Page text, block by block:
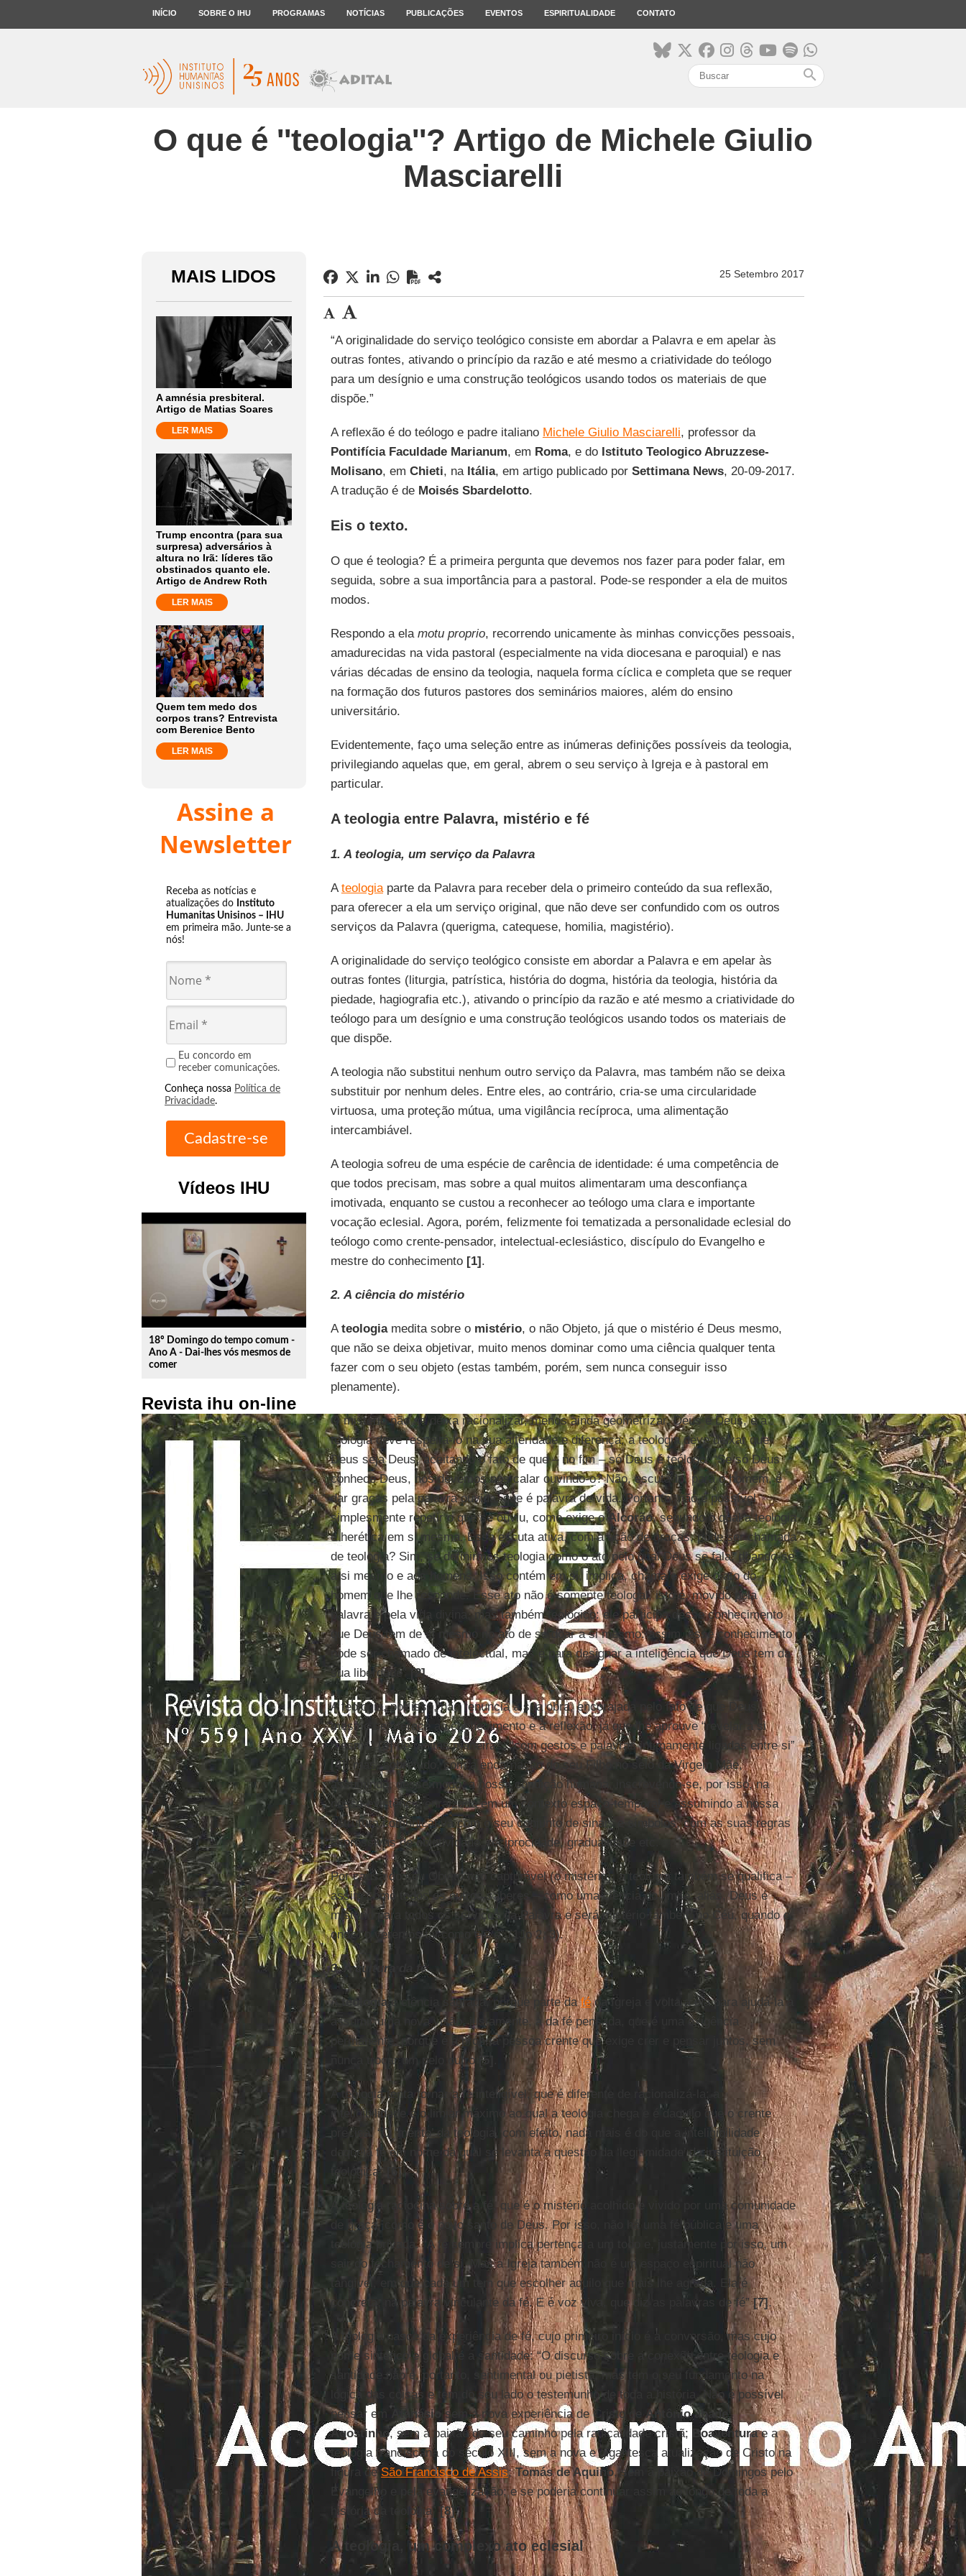
INÍCIO SOBRE O IHU PROGRAMAS NOTÍCIAS PUBLICAÇÕES EVENTOS ESPIRITUALIDADE CONTATO
search
O que é ''teologia''? Artigo de Michele Giulio
Masciarelli
MAIS LIDOS
A amnésia presbiteral.
Artigo de Matias Soares
LER MAIS
Trump encontra (para sua
surpresa) adversários à
altura no Irã: líderes tão
obstinados quanto ele.
Artigo de Andrew Roth
LER MAIS
Quem tem medo dos
corpos trans? Entrevista
com Berenice Bento
LER MAIS
Assine a
Newsletter
Receba as notícias e
atualizações do Instituto
Humanitas Unisinos – IHU
em primeira mão. Junte-se a
nós!
Eu concordo em
receber comunicações.
Conheça nossa Política de
Privacidade.
Vídeos IHU
play_circle_outline
18º Domingo do tempo comum -
Ano A - Dai-lhes vós mesmos de
comer
Revista ihu on-line
25 Setembro 2017
“A originalidade do serviço teológico consiste em abordar a Palavra e em apelar às
outras fontes, ativando o princípio da razão e até mesmo a criatividade do teólogo
para um desígnio e uma construção teológicos usando todos os materiais de que
dispõe.”
A reflexão é do teólogo e padre italiano Michele Giulio Masciarelli, professor da
Pontifícia Faculdade Marianum, em Roma, e do Istituto Teologico Abruzzese-
Molisano, em Chieti, na Itália, em artigo publicado por Settimana News, 20-09-2017.
A tradução é de Moisés Sbardelotto.
Eis o texto.
O que é teologia? É a primeira pergunta que devemos nos fazer para poder falar, em
seguida, sobre a sua importância para a pastoral. Pode-se responder a ela de muitos
modos.
Respondo a ela motu proprio, recorrendo unicamente às minhas convicções pessoais,
amadurecidas na vida pastoral (especialmente na vida diocesana e paroquial) e nas
várias décadas de ensino da teologia, naquela forma cíclica e completa que se requer
na formação dos futuros pastores dos seminários maiores, além do ensino
universitário.
Evidentemente, faço uma seleção entre as inúmeras definições possíveis da teologia,
privilegiando aquelas que, em geral, abrem o seu serviço à Igreja e à pastoral em
particular.
A teologia entre Palavra, mistério e fé
1. A teologia, um serviço da Palavra
Ateologiaparte da Palavra para receber dela o primeiro conteúdo da sua reflexão,
para oferecer a ela um serviço original, que não deve ser confundido com os outros
serviços da Palavra (querigma, catequese, homilia, magistério).
A originalidade do serviço teológico consiste em abordar a Palavra e em apelar às
outras fontes (liturgia, patrística, história do dogma, história da teologia, história da
piedade, hagiografia etc.), ativando o princípio da razão e até mesmo a criatividade do
teólogo para um desígnio e uma construção teológicos usando todos os materiais de
que dispõe.
A teologia não substitui nenhum outro serviço da Palavra, mas também não se deixa
substituir por nenhum deles. Entre eles, ao contrário, cria-se uma circularidade
virtuosa, uma proteção mútua, uma vigilância recíproca, uma alimentação
intercambiável.
A teologia sofreu de uma espécie de carência de identidade: é uma competência de
que todos precisam, mas sobre a qual muitos alimentaram uma desconfiança
imotivada, enquanto se custou a reconhecer ao teólogo uma clara e importante
vocação eclesial. Agora, porém, felizmente foi tematizada a personalidade eclesial do
teólogo como crente-pensador, intelectual-eclesiástico, discípulo do Evangelho e
mestre do conhecimento [1].
2. A ciência do mistério
Ateologiamedita sobre o mistério, o não Objeto, já que o mistério é Deus mesmo,
que não se deixa objetivar, muito menos dominar como uma ciência qualquer tenta
fazer com o seu objeto (estas também, porém, sem nunca conseguir isso
plenamente).
O mistério não se deixa racionalizar, menos ainda geometrizar. Deus é Deus, e a
teologia deve respeitá-lo na sua alteridade e diferença; a teologia deve deixar que
Deus seja Deus, aceitando o fato de que – no fim – só Deus é teólogo: “Se só Deus
conhece Deus, nós devemos nos calar ouvindo-o? Não, escutá-lo, para o homem, é
dar graças pela palavra ouvida, que é palavra de vida. Portanto, não é possível
simplesmente repetir o que se ouviu, como exige oAlcorão, segundo o qual a teologia
é herética em si mesma. Essa escuta ativa, com a ação de graças, pode ser chamada
de teologia? Sim, se definirmos teologia como o ato pelo qual Deus se fala, doando-se
a si mesmo e aos homens. Isso contém em si, implica, chama e exige o ato do
homem que lhe responde. Esse ato não é somente teologal, isto é, movido pela
palavra e pela vida divina, mas também teológico: ele participa desse conhecimento
que Deus tem de si mesmo no ato de se doar a si mesmo: assim, esse conhecimento
pode ser chamado de intelectual, mas é para designar a inteligência que Deus tem da
sua liberdade” [2].
A teologia, por isso, não renuncia à sua obra, encorajada pelo fato de que Deus
mesmo se oferece ao conhecimento e à reflexão, já que lhe aprouve “revelar a si
mesmo” [3]de muitas maneiras, “com gestos e palavras intimamente ligadas entre si”
[4], mas, sobretudo, com a encarnação do seu Filho no seio da Virgem Mãe,
assumindo, desse modo, a nossa condição humana, inscrevendo-se, por isso, na
nossa existência enraizada em um contexto espaço-temporal e assumindo a nossa
estrutura comunicativa com o seu conjunto de sinais e símbolos, com as suas regras
expressivas de objetividade, reciprocidade, gradualidade etc.
Por causa do seu Objeto não capturável (o mistério), a teologia também se qualifica –
assim como todos os outros saberes – como uma ciência do limite: aliás, Deus é
mistério para todos os serviços da Palavra e será mistério também no Céu, quando e
onde “o veremos tal como ele é” (1Jo 2, 3).
3. A cultura da fé
Ateologiaé ciência sagrada, porque parte daféda Igreja e volta a ela para ajudá-la a
assumir uma nova visão, justamente, a da fé pensada, que é uma exigência
permanente, porque é a própria pessoa crente que exige crer e pensar juntos, sem
nunca trocar um pelo outro [5]
A teologia tenta tornar a fé inteligível, que é diferente de racionalizá-la: a
inteligibilidade é o limiar máximo ao qual a teologia chega e é daquilo que o crente
precisa. “O ‘mérito’ da teologia, com efeito, nada mais é do que a inteligibilidade
daquela fé em nome da qual se levanta a questão da ‘legitimidade’ da instituição
teológica”
[6].
A teologia raciocina sobre a fé, que é o mistério acolhido e vivido por uma comunidade
de graça, como é o povo santo de Deus. Por isso, não há uma fé pública e uma
teologia privada. “A fé sempre implica pertença a um todo e, justamente por isso, um
sair do fechamento de si. Mas a Igreja também não é um espaço espiritual não
tangível, em que cada um tem que escolher aquilo que mais lhe agrada. Ela é
concreta, na palavra vinculante da fé. E é voz viva, que diz as palavras de fé”[7].
A teologia nasce da experiência de fé, cujo primeiro início é a conversão, mas cujo
nome sintético e global é a santidade: “O discurso sobre a conexão entre teologia e
santidade não é, portanto, sentimental ou pietista, mas tem o seu fundamento na
lógica das coisas e tem do seu lado o testemunho de toda a história. Não é possível
pensar em
Atanásio sem a nova experiência de Cristo de Antônio abade;
Agostinho, sem a paixão do seu caminho pela radicalidade cristã; Boaventurae a
teologia franciscana do século XIII, sem a nova e gigantesca atualização de Cristo na
figura de São Francisco de Assis;Tomás de Aquino, sem a paixão de Domingos pelo
Evangelho e pela evangelização; e se poderia continuar assim ao longo de toda a
história da teologia” [8].
A teologia, um complexo ato eclesial